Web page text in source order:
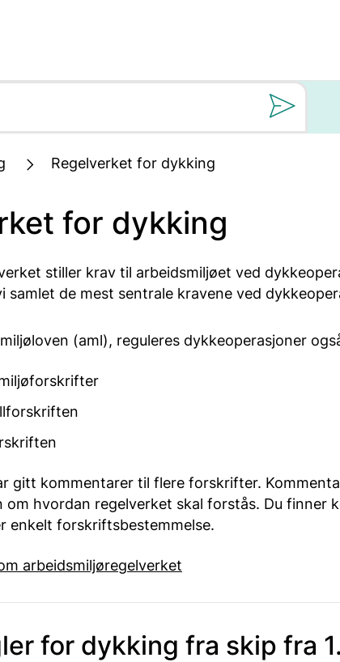
Regelverket for dykking
for dykking
stiller krav til arbeidsmiljøet ved
samlet de mest sentrale kravene ved
(aml), reguleres dykkeoperasjoner
gitt kommentarer til flere forskrifter.
hvordan regelverket skal forstås. Du finner
enkelt forskriftsbestemmelse.
arbeidsmiljøregelverket
for dykking fra skip fra